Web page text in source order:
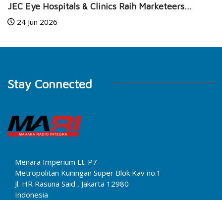
JEC Eye Hospitals & Clinics Raih Marketeers...
24 Jun 2026
Stay Connected
Menara Imperium Lt. P7
Metropolitan Kuningan Super Blok Kav no.1
Jl. HR Rasuna Said , Jakarta 12980
Indonesia